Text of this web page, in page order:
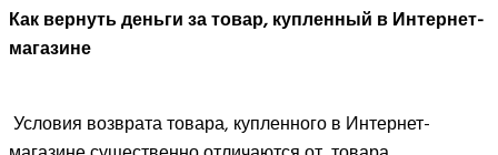
Как вернуть деньги за товар, купленный в Интернет-
магазине
Условия возврата товара, купленного в Интернет-